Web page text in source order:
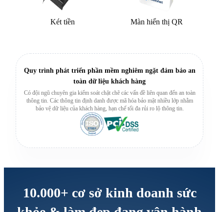
Két tiền Màn hiển thị QR
Quy trình phát triển phần mềm nghiêm ngặt đảm bảo an
toàn dữ liệu khách hàng
Có đội ngũ chuyên gia kiểm soát chặt chẽ các vấn đề liên quan đến an toàn
thông tin. Các thông tin định danh được mã hóa bảo mật nhiều lớp nhằm
bảo vệ dữ liệu của khách hàng, hạn chế tối đa rủi ro lộ thông tin.
10.000+ cơ sở kinh doanh sức